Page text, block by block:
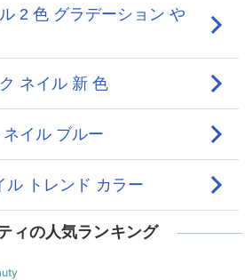
ィの人気ランキング